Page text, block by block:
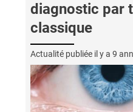
diagnostic par
classique
Actualité publiée il y a 9